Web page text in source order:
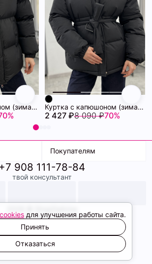
Куртка с капюшоном (зима) 72460880\15 Куртка с капюшоном (зима) 72460878\15
2 427 ₽8 090 ₽70%
Покупателям
Доставка
Условия оплаты
Образы
+7 908 111-78-84
твой консультант
конфиденциальности
Соглашение cookie
Сайт создали
cookies для улучшения работы сайта.
Принять
Отказаться